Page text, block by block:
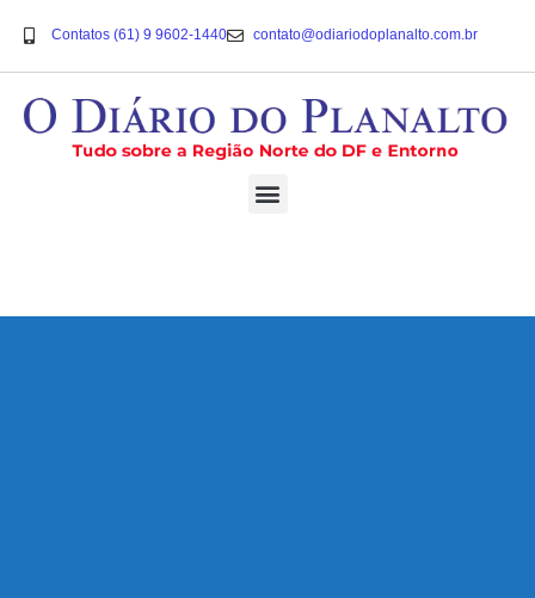
Contatos (61) 9 9602-1440 contato@odiariodoplanalto.com.br